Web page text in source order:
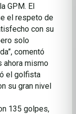
GPM. El
el respeto de
con su
solo
comentó
ahora mismo
el golfista
su gran nivel
135 golpes,